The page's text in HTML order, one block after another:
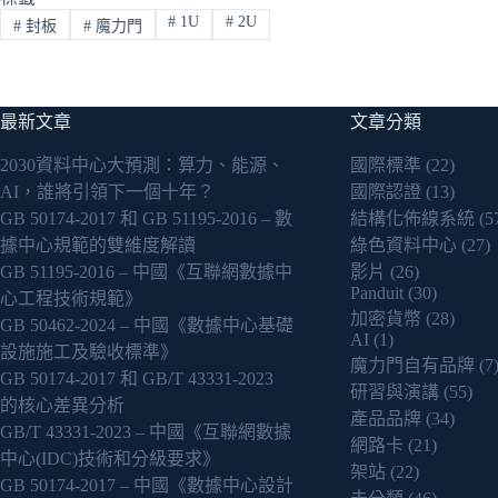
#封板 #魔力門 # 1U # 2U
最新文章
2030資料中心大預測：算力、能源、
AI，誰將引領下一個十年？
GB 50174-2017 和 GB 51195-2016 – 數
據中心規範的雙維度解讀
GB 51195-2016 – 中國《互聯網數據中
心工程技術規範》
GB 50462-2024 – 中國《數據中心基礎
設施施工及驗收標準》
GB 50174-2017 和 GB/T 43331-2023
的核心差異分析
GB/T 43331-2023 – 中國《互聯網數據
中心(IDC)技術和分級要求》
GB 50174-2017 – 中國《數據中心設計
文章分類
國際標準 (22)
國際認證(13)
結構化佈線系統
綠色資料中心(27)
影片 (26)
Panduit(30)
加密貨幣 (28)
AI(1)
魔力門自有品牌(7)
研習與演講(55)
產品品牌(34)
網路卡 (21)
架站(22)